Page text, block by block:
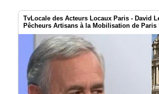
TvLocale des Acteurs Locaux Paris - David
Pêcheurs Artisans à la Mobilisation de Paris